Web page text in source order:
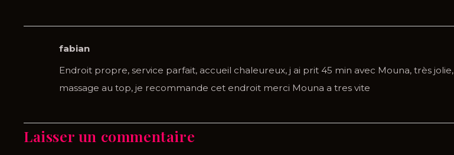
fabian
Endroit propre, service parfait, accueil chaleureux, j ai prit 45 min avec Mouna, très
massage au top, je recommande cet endroit merci Mouna a tres vite
Laisser un commentaire